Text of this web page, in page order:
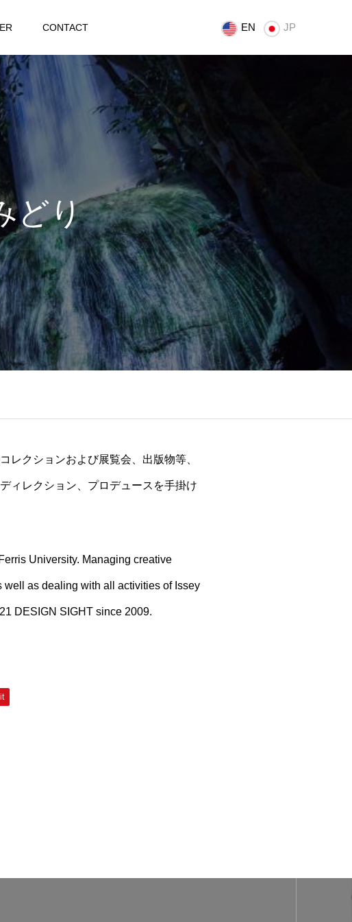
CONTACT EN JP
どり
レクションおよび展覧会、出版物等、
ィレクション、プロデュースを手掛け
University. Managing creative
as dealing with all activities of Issey
DESIGN SIGHT since 2009.